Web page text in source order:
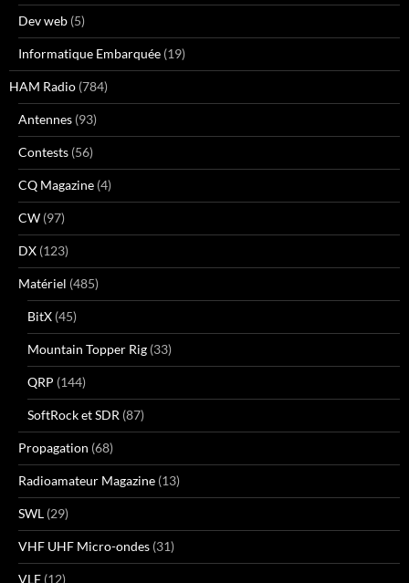
Dev web (5)
Informatique Embarquée (19)
HAM Radio (784)
Antennes (93)
Contests (56)
CQ Magazine (4)
CW (97)
DX (123)
Matériel (485)
BitX (45)
Mountain Topper Rig (33)
QRP (144)
SoftRock et SDR (87)
Propagation (68)
Radioamateur Magazine (13)
SWL (29)
VHF UHF Micro-ondes (31)
VLF (12)